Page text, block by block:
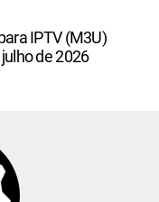
IPTV (M3U)
de 2026